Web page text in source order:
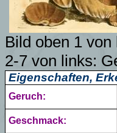
Bild oben 1
2-7 von links:
Eigenschaften,
Geruch:
Geschmack: